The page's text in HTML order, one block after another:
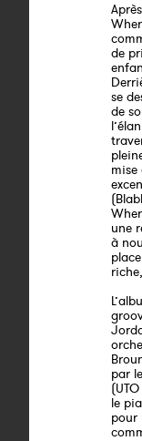
de
se
de
mise
une
à
par
le
pour